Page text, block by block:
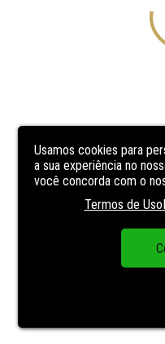
Usamos cookies para
a sua experiência no
você concorda com o
Termos de Uso